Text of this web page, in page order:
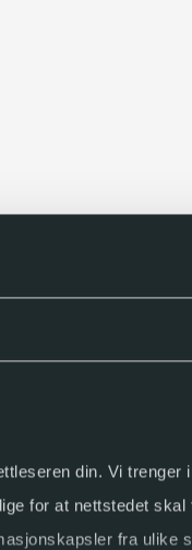
din. Vi trenger
for at nettstedet
fra ulike